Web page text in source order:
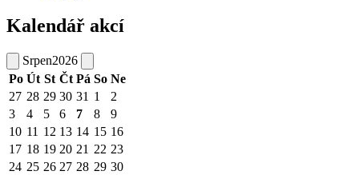
Kalendář akcí
Srpen2026
Po Út St Čt Pá So Ne
27 28 29 30 31 1
2
3
4 5 6 7 8
9
10 11 12 13 14 15 16
17 18 19 20 21 22 23
24 25 26 27 28 29 30